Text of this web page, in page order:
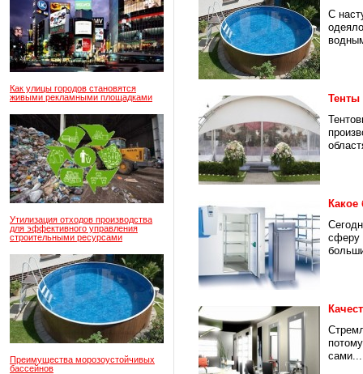
Как улицы городов становятся
живыми рекламными площадками
Утилизация отходов производства
для эффективного управления
строительными ресурсами
Преимущества морозоустойчивых
бассейнов
С
Тенты
сферу